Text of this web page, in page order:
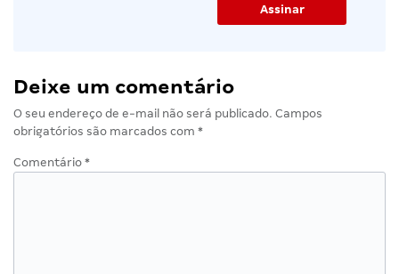
Deixe um comentário
O seu endereço de e-mail não será publicado. Campos
obrigatórios são marcados com *
Comentário *